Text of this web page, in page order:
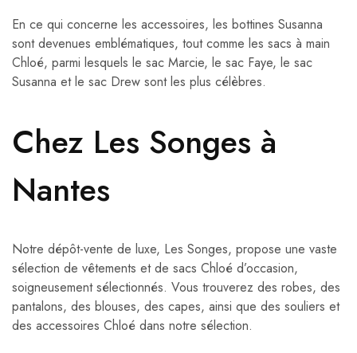
En ce qui concerne les accessoires, les bottines Susanna
sont devenues emblématiques, tout comme les sacs à main
Chloé, parmi lesquels le sac Marcie, le sac Faye, le sac
Susanna et le sac Drew sont les plus célèbres.
Chez Les Songes à
Nantes
Notre dépôt-vente de luxe, Les Songes, propose une vaste
sélection de vêtements et de sacs Chloé d’occasion,
soigneusement sélectionnés. Vous trouverez des robes, des
pantalons, des blouses, des capes, ainsi que des souliers et
des accessoires Chloé dans notre sélection.